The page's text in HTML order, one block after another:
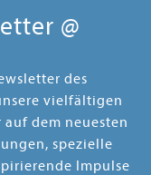
@
des
vielfältigen
dem neuesten
spezielle
Impulse